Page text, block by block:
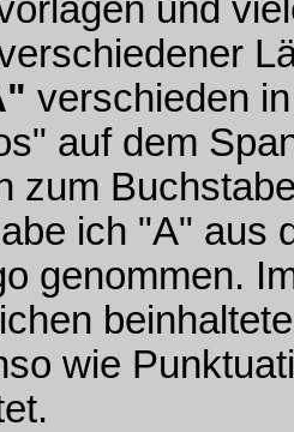
und
verschieden
auf dem
zum
ich "A" aus
genommen.
wie